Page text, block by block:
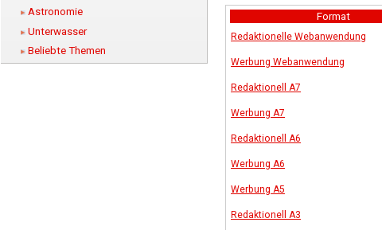
Astronomie
Unterwasser
Beliebte Themen
Format
Redaktionelle Webanwendung
Werbung Webanwendung
Redaktionell A7
Werbung A7
Redaktionell A6
Werbung A6
Werbung A5
Redaktionell A3